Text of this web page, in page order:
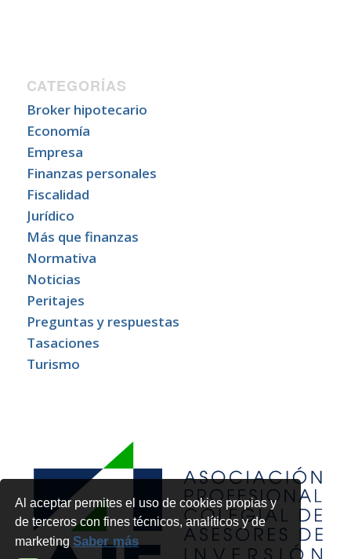
Al aceptar permites el uso de cookies propias y
de terceros con fines técnicos, analíticos y de
marketingSaber más
CATEGORÍAS
Broker hipotecario
Economía
Empresa
Finanzas personales
Fiscalidad
Jurídico
Más que finanzas
Normativa
Noticias
Peritajes
Preguntas y respuestas
Tasaciones
Turismo